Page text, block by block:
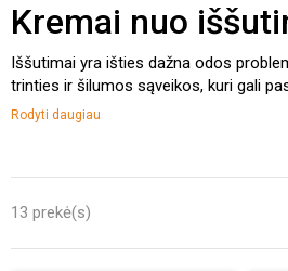
Kremai nuo
Iššutimai yra išties dažna odos
trinties ir šilumos sąveikos, kuri gali
suaugusiems.
nelaikymo ar prastos higienos.Bet
sveiką būklę - tai kremai nuo iššutimo.
Rodyti daugiau
13 prekė(s)